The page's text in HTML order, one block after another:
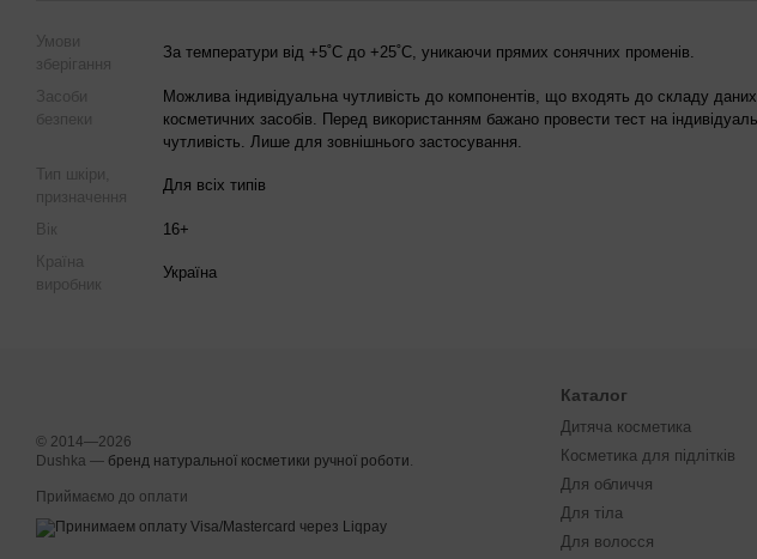
Умови
зберігання
За температури від +5˚С до +25˚С, уникаючи прямих сонячних променів.
Засоби
безпеки
Можлива індивідуальна чутливість до компонентів, що входять до складу даних
косметичних засобів. Перед використанням бажано провести тест на
чутливість. Лише для зовнішнього застосування.
Тип шкіри,
призначення
Для всіх типів
Вік
16+
Країна
виробник
Україна
© 2014—2026
Dushka — бренд натуральної косметики ручної роботи.
Приймаємо до оплати
Каталог
Дитяча косметика
Косметика для підлітків
Для обличчя
Для тіла
Для волосся